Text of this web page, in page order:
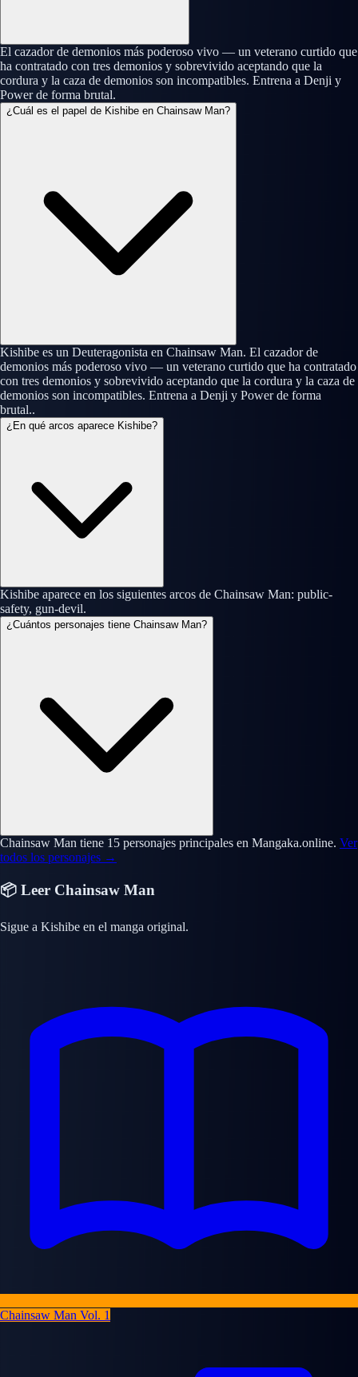
El cazador de demonios más poderoso vivo — un veterano curtido que
ha contratado con tres demonios y sobrevivido aceptando que la
cordura y la caza de demonios son incompatibles. Entrena a Denji y
Power de forma brutal.
¿Cuál es el papel de Kishibe en Chainsaw Man?
Kishibe es un Deuteragonista en Chainsaw Man. El cazador de
demonios más poderoso vivo — un veterano curtido que ha contratado
con tres demonios y sobrevivido aceptando que la cordura y la caza de
demonios son incompatibles. Entrena a Denji y Power de forma
brutal..
¿En qué arcos aparece Kishibe?
Kishibe aparece en los siguientes arcos de Chainsaw Man: public-
safety, gun-devil.
¿Cuántos personajes tiene Chainsaw Man?
Chainsaw Man tiene 15 personajes principales en Mangaka.online. Ver
todos los personajes →
📦 Leer Chainsaw Man
Sigue a Kishibe en el manga original.
Chainsaw Man Vol. 1